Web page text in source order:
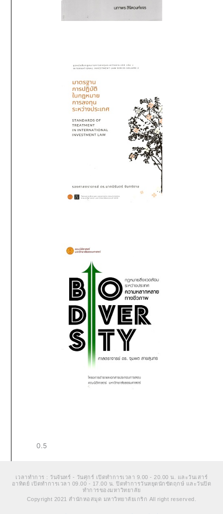
เวลาทำการ : วันจันทร์ - วันศุกร์ เปิดทำการเวลา 9.00 - 20.00 น. และวันเสาร์
อาทิตย์ เปิดทำการเวลา 09.00 - 17.00 น. ปิดทำการวันหยุดนักขัตฤกษ์ และวันปิด
ทำการของมหาวิทยาลัย
Copyright 2021 สำนักหอสมุด มหาวิทยาลัยเกริก All right reserved.